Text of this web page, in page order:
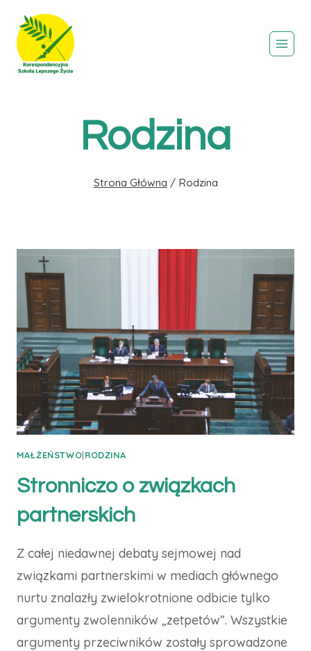
Przejdź
treści
Rodzina
Strona Główna / Rodzina
MAŁŻEŃSTWO|RODZINA
Stronniczo o związkach
partnerskich
Z całej niedawnej debaty sejmowej nad
związkami partnerskimi w mediach głównego
nurtu znalazły zwielokrotnione odbicie tylko
argumenty zwolenników „zetpetów”. Wszystkie
argumenty przeciwników zostały sprowadzone